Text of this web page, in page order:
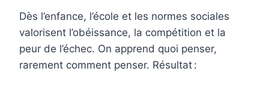
Dès l’enfance, l’école et les normes sociales
valorisent l’obéissance, la compétition et la
peur de l’échec. On apprend quoi penser,
rarement comment penser. Résultat :